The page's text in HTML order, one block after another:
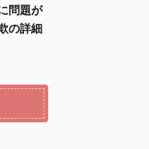
問題が
の詳細